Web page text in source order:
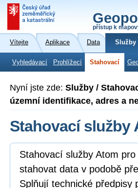
přístup k
Vítejte Aplikace Data Služby
Vyhledávací Prohlížecí Stahovací
Nyní jste zde: Služby /
územní identifikace, adres a
Stahovací služby
Stahovací služby Atom
stahovat data v podobě
Splňují technické předpisy